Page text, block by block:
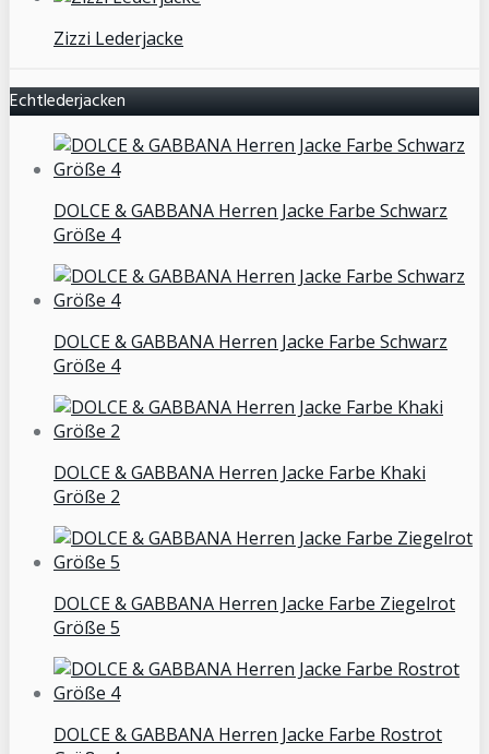
Zizzi Lederjacke
Echtlederjacken
DOLCE & GABBANA Herren Jacke Farbe Schwarz
Größe 4
DOLCE & GABBANA Herren Jacke Farbe Schwarz
Größe 4
DOLCE & GABBANA Herren Jacke Farbe Khaki
Größe 2
DOLCE & GABBANA Herren Jacke Farbe Ziegelrot
Größe 5
DOLCE & GABBANA Herren Jacke Farbe Rostrot